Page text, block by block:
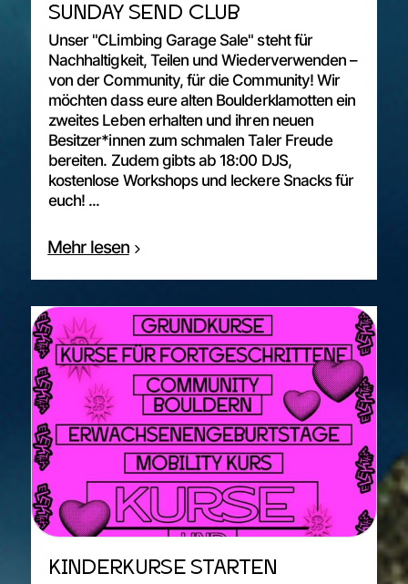
SUNDAY SEND CLUB
Unser "CLimbing Garage Sale" steht für
Nachhaltigkeit, Teilen und Wiederverwenden –
von der Community, für die Community! Wir
möchten dass eure alten Boulderklamotten ein
zweites Leben erhalten und ihren neuen
Besitzer*innen zum schmalen Taler Freude
bereiten. Zudem gibts ab 18:00 DJS,
kostenlose Workshops und leckere Snacks für
euch! ...
Mehr lesen
KINDERKURSE STARTEN